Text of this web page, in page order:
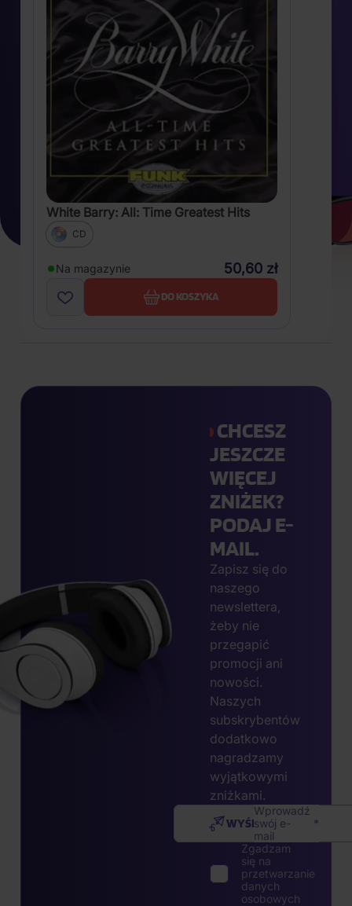
White Barry: All: Time Greatest Hits
CD
Na magazynie 50,60 zł
DO KOSZYKA
CHCESZ
JESZCZE
WIĘCEJ
ZNIŻEK?
PODAJ E-
MAIL.
Zapisz się do
naszego
newslettera,
żeby nie
przegapić
promocji ani
nowości.
Naszych
subskrybentów
dodatkowo
nagradzamy
wyjątkowymi
zniżkami.
Wprowadź
swój e-
mail
WYŚLIJ
Zgadzam
się na
przetwarzanie
danych
osobowych